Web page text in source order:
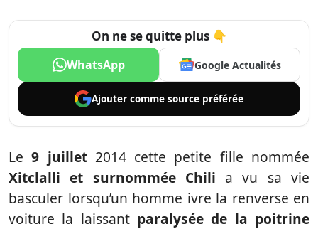
On ne se quitte plus 👇
WhatsApp Google Actualités
Ajouter comme source préférée
Le9 juillet2014 cette petite fille nommée
Xitclalli et surnommée Chili a vu sa vie
basculer lorsqu’un homme ivre la renverse en
voiture la laissant paralysée de la poitrine